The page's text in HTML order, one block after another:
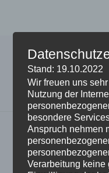
Stand: 19.10.2022
Wir freuen uns
Nutzung der
besondere
Anspruch nehmen
Verarbeitung